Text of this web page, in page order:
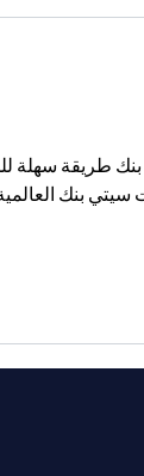
طريقة سهلة
سيتي بنك